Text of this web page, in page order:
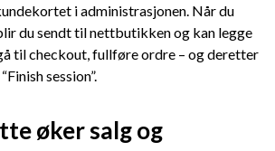
i administrasjonen. Når du
du sendt til nettbutikken og kan legge
til checkout, fullføre ordre – og deretter
session”.
øker salg og